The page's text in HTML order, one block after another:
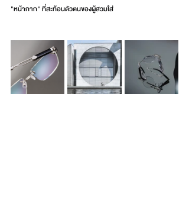
"หน้ากาก" ที่สะท้อนตัวตนของผู้สวมใส่